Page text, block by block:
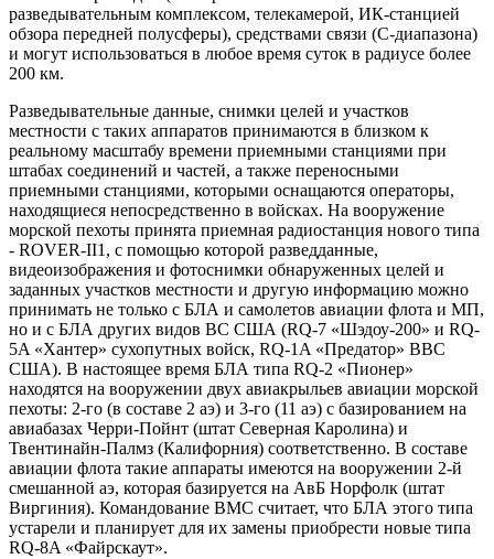
разведывательным комплексом, телекамерой, ИК-станцией
обзора передней полусферы), средствами связи (С-диапазона)
и могут использоваться в любое время суток в радиусе более
200 км.
Разведывательные данные, снимки целей и участков
местности с таких аппаратов принимаются в близком к
реальному масштабу времени приемными станциями при
штабах соединений и частей, а также переносными
приемными станциями, которыми оснащаются операторы,
находящиеся непосредственно в войсках. На вооружение
морской пехоты принята приемная радиостанция нового типа
- ROVER-II1, с помощью которой разведданные,
видеоизображения и фотоснимки обнаруженных целей и
заданных участков местности и другую информацию можно
принимать не только с БЛА и самолетов авиации флота и МП,
но и с БЛА других видов ВС США (RQ-7 «Шэдоу-200» и RQ-
5A «Хантер» сухопутных войск, RQ-1A «Предатор» ВВС
США). В настоящее время БЛА типа RQ-2 «Пионер»
находятся на вооружении двух авиакрыльев авиации морской
пехоты: 2-го (в составе 2 аэ) и 3-го (11 аэ) с базированием на
авиабазах Черри-Пойнт (штат Северная Каролина) и
Твентинайн-Палмз (Калифорния) соответственно. В составе
авиации флота такие аппараты имеются на вооружении 2-й
смешанной аэ, которая базируется на АвБ Норфолк (штат
Виргиния). Командование ВМС считает, что БЛА этого типа
устарели и планирует для их замены приобрести новые типа
RQ-8A «Файрскаут».